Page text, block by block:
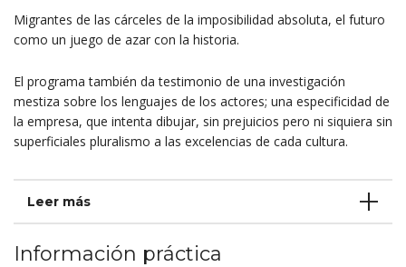
Migrantes de las cárceles de la imposibilidad absoluta, el futuro
como un juego de azar con la historia.
El programa también da testimonio de una investigación
mestiza sobre los lenguajes de los actores; una especificidad de
la empresa, que intenta dibujar, sin prejuicios pero ni siquiera sin
superficiales pluralismo a las excelencias de cada cultura.
Leer más
Información práctica